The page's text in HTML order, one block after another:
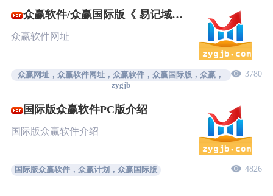
众赢软件/众赢国际版《 易记域
名》
众赢软件网址
众赢网址，众赢软件网址，众赢软件，众赢国际版，众赢，
zygjb
3780
国际版众赢软件PC版介绍
国际版众赢软件介绍
国际版众赢软件，众赢计划，众赢国际版 4826